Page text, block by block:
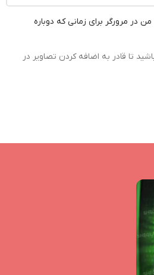
در مرورگر برای زمانی که دوباره
تا قادر به اضافه کردن تصاویر در